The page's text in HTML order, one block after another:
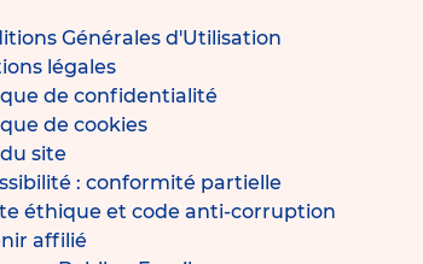
Générales d'Utilisation
légales
de confidentialité
de cookies
site
: conformité partielle
éthique et code anti-corruption
affilié